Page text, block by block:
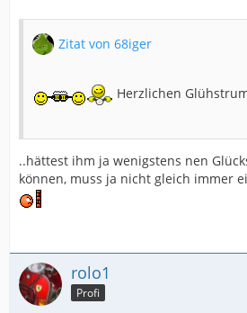
Zitat von 68iger
Herzlichen
..hättest ihm ja wenigstens nen
können, muss ja nicht gleich immer
rolo1
Profi